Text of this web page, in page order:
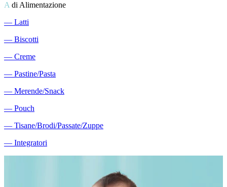
A di Alimentazione
― Latti
― Biscotti
― Creme
― Pastine/Pasta
― Merende/Snack
― Pouch
― Tisane/Brodi/Passate/Zuppe
― Integratori